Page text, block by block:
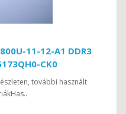
11-12-A1 DDR3
CK0
további használt